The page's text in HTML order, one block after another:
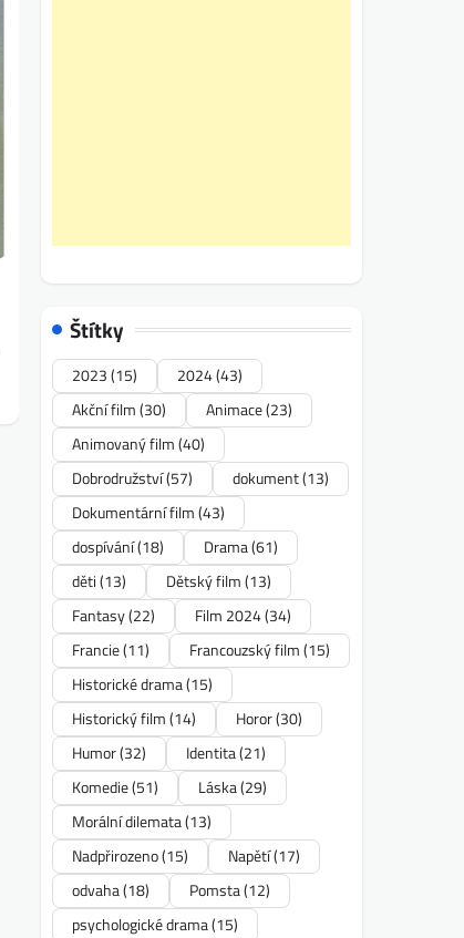
Štítky
2023(15) 2024(43)
Akční film(30) Animace(23)
Animovaný film(40)
Dobrodružství(57) dokument(13)
Dokumentární film(43)
dospívání(18) Drama(61)
děti(13) Dětský film(13)
Fantasy(22) Film 2024(34)
Francie(11) Francouzský film(15)
Historické drama(15)
Historický film(14) Horor(30)
Humor(32) Identita(21)
Komedie(51) Láska(29)
Morální dilemata(13)
Nadpřirozeno(15) Napětí(17)
odvaha(18) Pomsta(12)
psychologické drama(15)